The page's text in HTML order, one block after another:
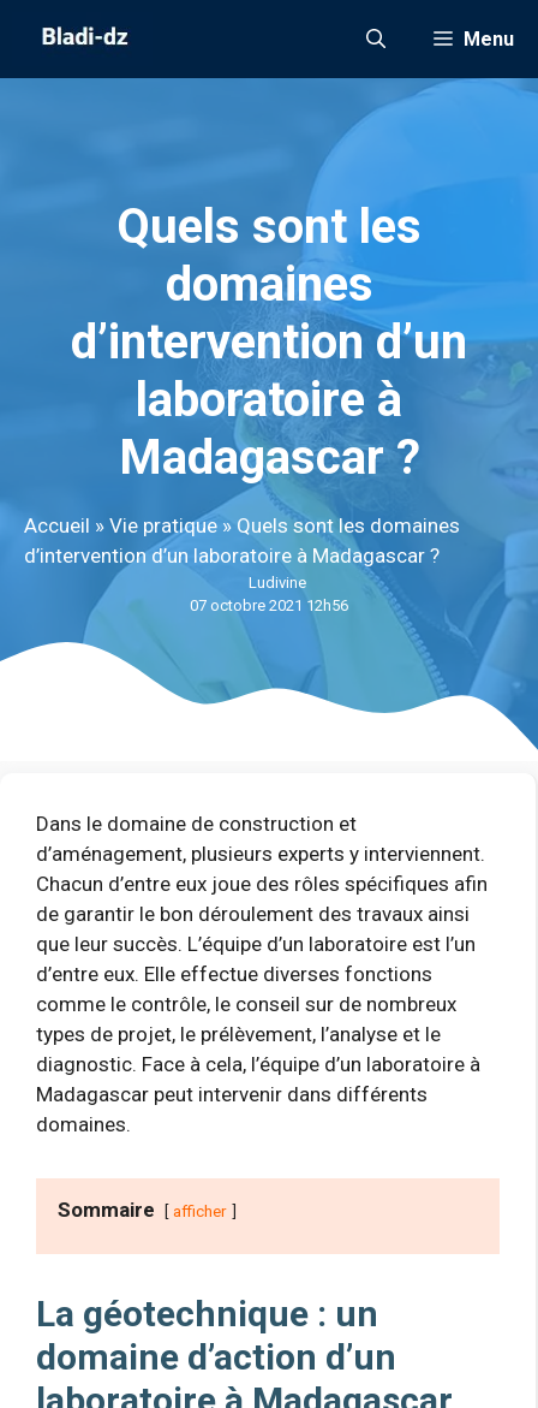
contenu
Menu
Quels sont les
domaines
d’intervention d’un
laboratoire à
Madagascar ?
Accueil » Vie pratique » Quels sont les domaines
d’intervention d’un laboratoire à Madagascar ?
Ludivine
07 octobre 2021 12h56
Dans le domaine de construction et
d’aménagement, plusieurs experts y interviennent.
Chacun d’entre eux joue des rôles spécifiques afin
de garantir le bon déroulement des travaux ainsi
que leur succès. L’équipe d’un laboratoire est l’un
d’entre eux. Elle effectue diverses fonctions
comme le contrôle, le conseil sur de nombreux
types de projet, le prélèvement, l’analyse et le
diagnostic. Face à cela, l’équipe d’un laboratoire à
Madagascar peut intervenir dans différents
domaines.
Sommaire afficher
La géotechnique : un
domaine d’action d’un